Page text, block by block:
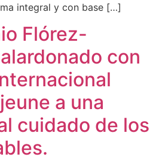
integral y con base […]
Flórez-
con
a una
cuidado de los